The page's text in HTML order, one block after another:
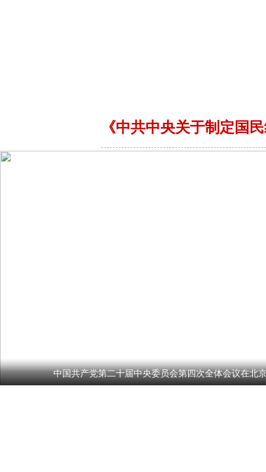
《中共中央关于制定国
中国共产党第二十届中央委员会第四次全体会议在北